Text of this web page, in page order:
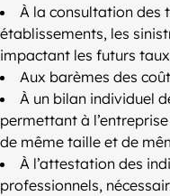
À la consultation des
établissements, les
impactant les futurs
Aux barèmes des
À un bilan individuel
permettant à
de même taille et de
À l’attestation des
professionnels,